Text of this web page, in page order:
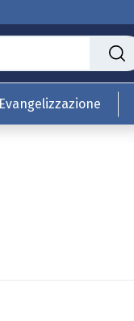
Evangelizzazione